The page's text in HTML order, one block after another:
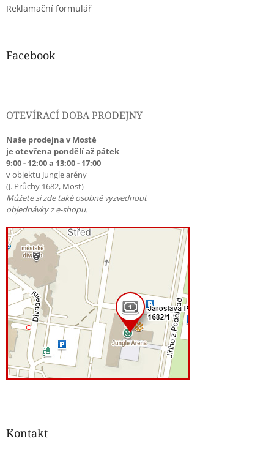
Reklamační formulář
Facebook
OTEVÍRACÍ DOBA PRODEJNY
Naše prodejna v Mostě
je otevřena pondělí až pátek
9:00 - 12:00 a 13:00 - 17:00
v objektu Jungle arény
(J. Průchy 1682, Most)
Můžete si zde také osobně vyzvednout
objednávky z e-shopu.
Kontakt